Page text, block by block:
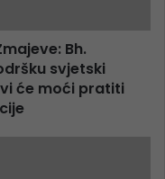
Bh.
svjetski
će moći pratiti